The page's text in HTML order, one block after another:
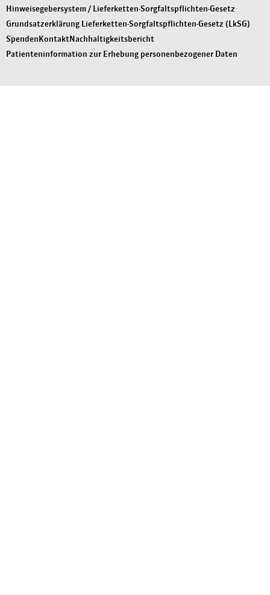
Hinweisegebersystem / Lieferketten-Sorgfaltspflichten-Gesetz
Grundsatzerklärung Lieferketten-Sorgfaltspflichten-Gesetz (LkSG)
SpendenKontaktNachhaltigkeitsbericht
Patienteninformation zur Erhebung personenbezogener Daten